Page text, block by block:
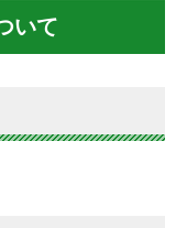
いて